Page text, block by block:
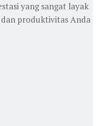
yang sangat layak
produktivitas Anda